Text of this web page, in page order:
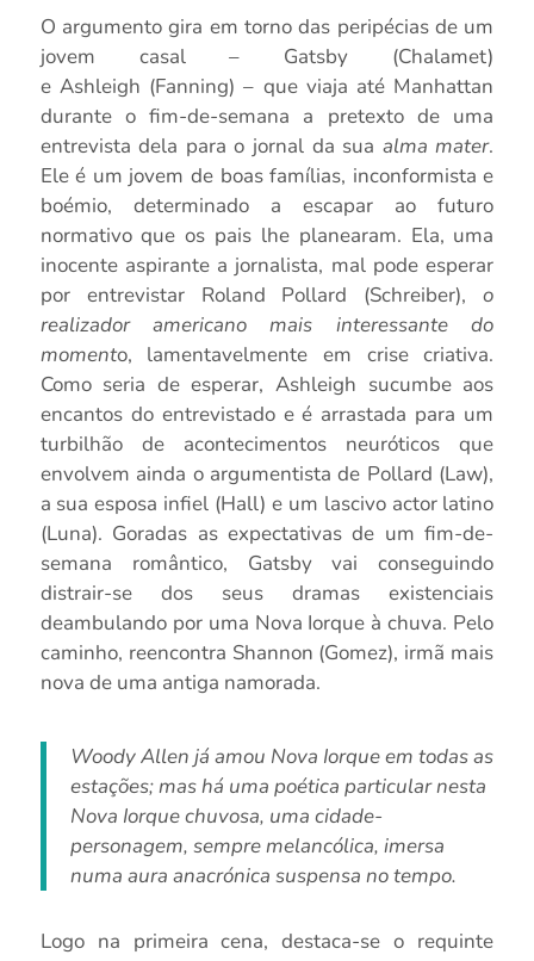
O argumento gira em torno das peripécias de um
jovem casal – Gatsby (Chalamet)
e Ashleigh (Fanning) – que viaja até Manhattan
durante o fim-de-semana a pretexto de uma
entrevista dela para o jornal da sua alma mater.
Ele é um jovem de boas famílias, inconformista e
boémio, determinado a escapar ao futuro
normativo que os pais lhe planearam. Ela, uma
inocente aspirante a jornalista, mal pode esperar
por entrevistar Roland Pollard (Schreiber),o
realizador americano mais interessante do
momento, lamentavelmente em crise criativa.
Como seria de esperar,Ashleigh sucumbe aos
encantos do entrevistado e é arrastada para um
turbilhão de acontecimentos neuróticos que
envolvem ainda o argumentista de Pollard (Law),
a sua esposa infiel (Hall) e um lascivo actor latino
(Luna). Goradas as expectativas de um fim-de-
semana romântico, Gatsbyvai conseguindo
distrair-se dos seus dramas existenciais
deambulando por uma Nova Iorque à chuva. Pelo
caminho, reencontra Shannon (Gomez), irmã mais
nova de uma antiga namorada.
Woody Allen já amou Nova Iorque em todas as
estações; mas há uma poética particular nesta
Nova Iorque chuvosa, uma cidade-
personagem, sempre melancólica, imersa
numa aura anacrónica suspensa no tempo.
Logo na primeira cena, destaca-se o requinte